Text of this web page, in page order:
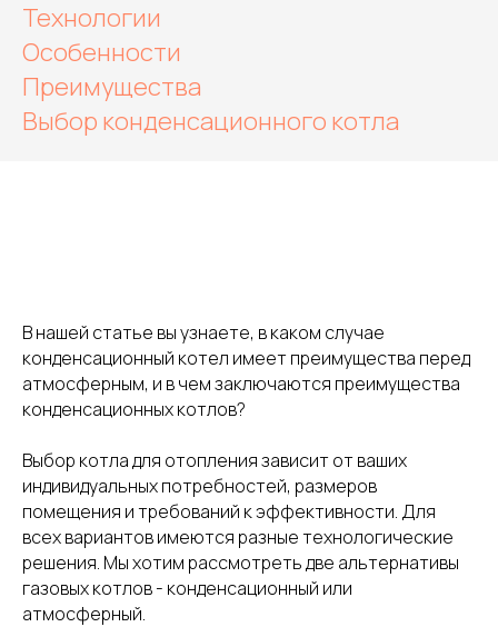
Технологии
Особенности
Преимущества
Выбор конденсационного котла
В нашей статье вы узнаете, в каком случае
конденсационный котел имеет преимущества перед
атмосферным, и в чем заключаются преимущества
конденсационных котлов?
Выбор котла для отопления зависит от ваших
индивидуальных потребностей, размеров
помещения и требований к эффективности. Для
всех вариантов имеются разные технологические
решения. Мы хотим рассмотреть две альтернативы
газовых котлов - конденсационный или
атмосферный.